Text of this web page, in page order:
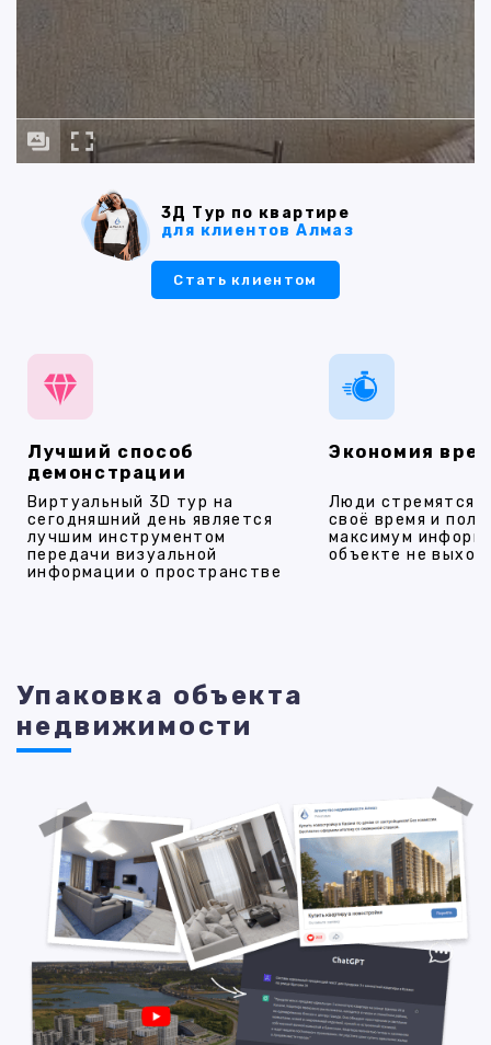
3Д Тур по квартире
для клиентов Алмаз
Стать клиентом
Лучший способ
демонстрации
Виртуальный 3D тур на
сегодняшний день является
лучшим инструментом
передачи визуальной
информации о пространстве
Экономия
Люди стремятся
своё время и
максимум
объекте не
Упаковка объекта
недвижимости